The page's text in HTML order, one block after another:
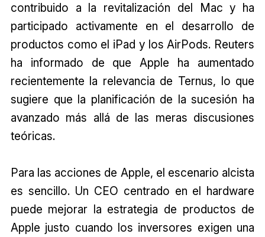
contribuido a la revitalización del Mac y ha
participado activamente en el desarrollo de
productos como el iPad y los AirPods. Reuters
ha informado de que Apple ha aumentado
recientemente la relevancia de Ternus, lo que
sugiere que la planificación de la sucesión ha
avanzado más allá de las meras discusiones
teóricas.
Para las acciones de Apple, el escenario alcista
es sencillo. Un CEO centrado en el hardware
puede mejorar la estrategia de productos de
Apple justo cuando los inversores exigen una